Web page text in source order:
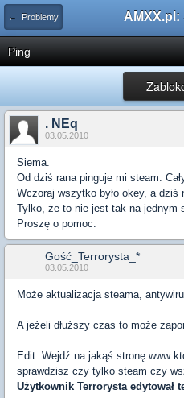
← Problemy
Ping
. NEq
03.05.2010
Siema.
Od dziś rana pinguje mi steam.
Wczoraj wszytko było okey, a dziś
Tylko, że to nie jest tak na jednym
Proszę o pomoc.
Gość_Terrorysta_*
03.05.2010
Może aktualizacja steama,
A jeżeli dłuższy czas to może
Edit: Wejdź na jakąś stronę www
sprawdzisz czy tylko steam czy
Użytkownik Terrorystaedytował